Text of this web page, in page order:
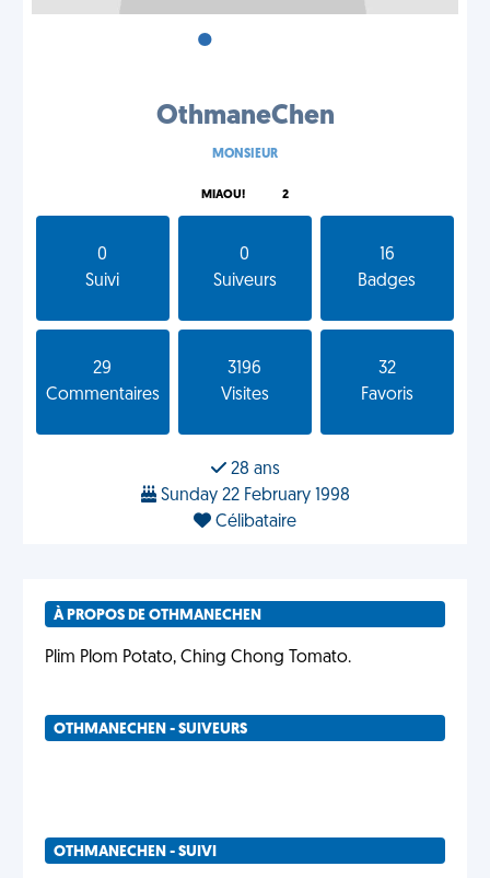
•
OthmaneChen
MONSIEUR
MIAOU! 2
0
Suivi
0
Suiveurs
16
Badges
29
Commentaires
3196
Visites
32
Favoris
28 ans
Sunday 22 February 1998
Célibataire
À PROPOS DE OTHMANECHEN
Plim Plom Potato, Ching Chong Tomato.
OTHMANECHEN - SUIVEURS
OTHMANECHEN - SUIVI